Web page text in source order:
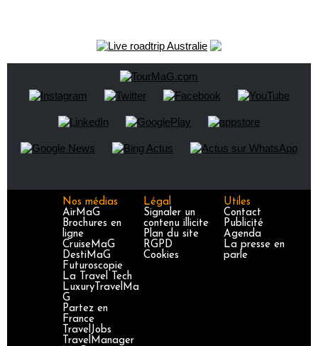
Nos médias
AirMaG
Brochures en
ligne
CruiseMaG
DestiMaG
Futuroscopie
La Travel Tech
LuxuryTravelMa
G
Partez en
France
TravelJobs
TravelManager
Légal
Signaler un
contenu illicite
Plan du site
RGPD
Cookies
Utiles
Contact
Publicité
Agenda
La presse en
parle